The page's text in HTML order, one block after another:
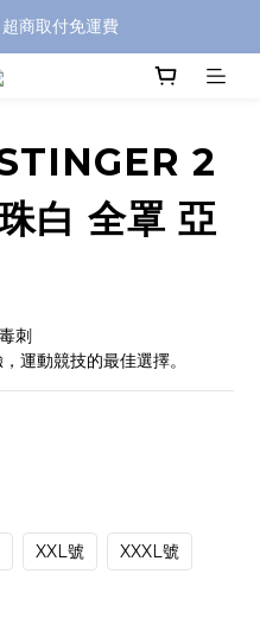
商取付免運費
商取付免運費
冊加碼50元購物點數➟➟➟
2
白 全罩 亞
刺
運動競技的最佳選擇。
XXL號 XXXL號